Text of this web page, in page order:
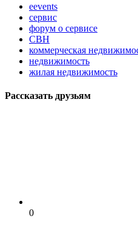
eevents
сервис
форум о сервисе
СВН
коммерческая
недвижимость
жилая недвижимость
Рассказать друзьям
0